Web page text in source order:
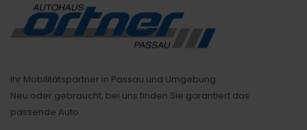
Ihr Mobilitätspartner in Passau und Umgebung.
Neu oder gebraucht, bei uns finden Sie garantiert das
passende Auto.